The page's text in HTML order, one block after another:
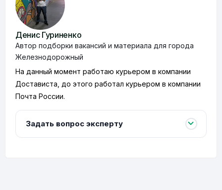
Денис Гуриненко
Автор подборки вакансий и материала для города
Железнодорожный
На данный момент работаю курьером в компании
Достависта, до этого работал курьером в компании
Почта России.
Задать вопрос эксперту